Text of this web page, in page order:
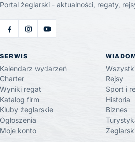
Portal żeglarski - aktualności, regaty,
SERWIS
Kalendarz wydarzeń
Charter
Wyniki regat
Katalog firm
Kluby żeglarskie
Ogłoszenia
Moje konto
Rejsy
Sport i
Historia
Biznes